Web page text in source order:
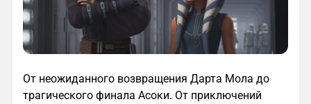
От неожиданного возвращения Дарта Мола до
трагического финала Асоки. От приключений